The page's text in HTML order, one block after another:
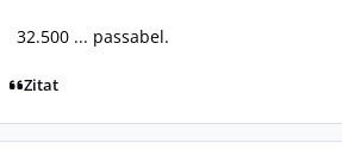
32.500 ... passabel.
Zitat